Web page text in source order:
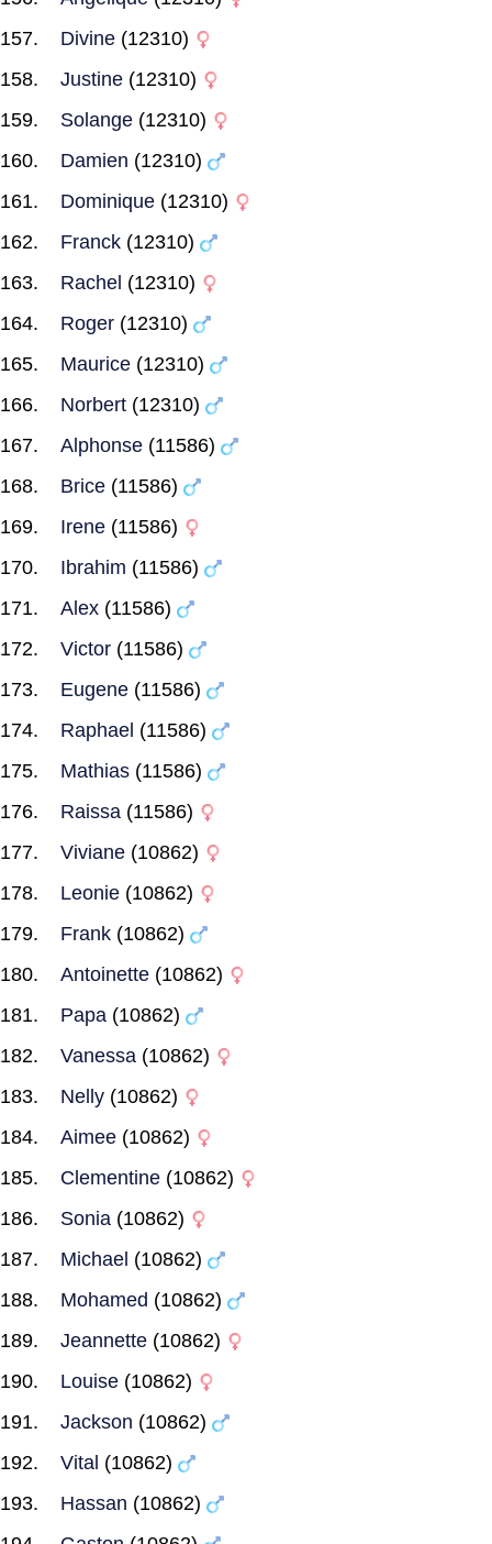
Divine (12310)
Justine (12310)
Solange (12310)
Damien (12310)
Dominique (12310)
Franck (12310)
Rachel (12310)
Roger (12310)
Maurice (12310)
Norbert (12310)
Alphonse (11586)
Brice (11586)
Irene (11586)
Ibrahim (11586)
Alex (11586)
Victor (11586)
Eugene (11586)
Raphael (11586)
Mathias (11586)
Raissa (11586)
Viviane (10862)
Leonie (10862)
Frank (10862)
Antoinette (10862)
Papa (10862)
Vanessa (10862)
Nelly (10862)
Aimee (10862)
Clementine (10862)
Sonia (10862)
Michael (10862)
Mohamed (10862)
Jeannette (10862)
Louise (10862)
Jackson (10862)
Vital (10862)
Hassan (10862)